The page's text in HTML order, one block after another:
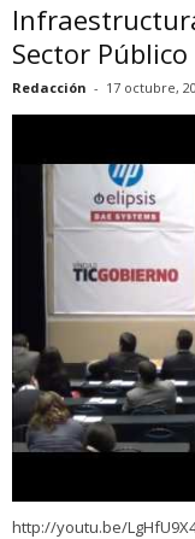
Sector
Redacción - 17 octubre,
http://youtu.be/